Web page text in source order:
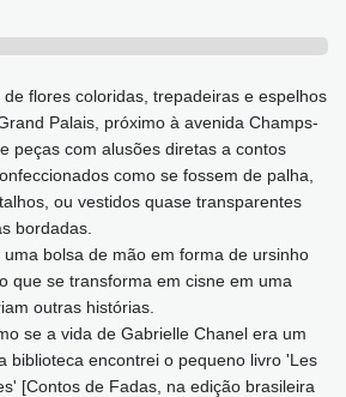
flores coloridas, trepadeiras e espelhos
Palais, próximo à avenida Champs-
peças com alusões diretas a contos
como se fossem de palha,
ou vestidos quase transparentes
bordadas.
bolsa de mão em forma de ursinho
que se transforma em cisne em uma
outras histórias.
se a vida de Gabrielle Chanel era um
biblioteca encontrei o pequeno livro 'Les
[Contos de Fadas, na edição brasileira